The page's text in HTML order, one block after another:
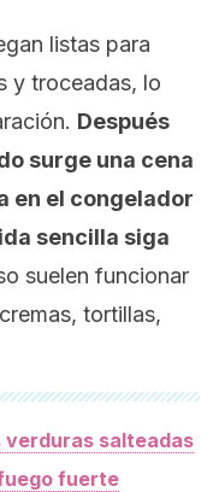
listas para
y troceadas, lo
Después
surge una cena
en el congelador
sencilla siga
suelen funcionar
tortillas,
verduras salteadas
fuerte